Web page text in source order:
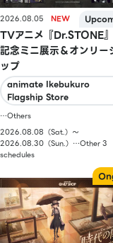
2026.08.05
TVアニメ『Dr.STONE
記念ミニ展示＆オンリー
ップ
animate Ikebukuro
Flagship Store
…Others
2026.08.08（Sat.）〜
2026.08.30（Sun.）…Other 3
schedules